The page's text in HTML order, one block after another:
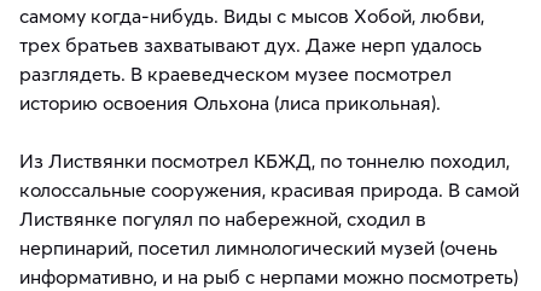
самому когда-нибудь. Виды с мысов Хобой, любви,
трех братьев захватывают дух. Даже нерп удалось
разглядеть. В краеведческом музее посмотрел
историю освоения Ольхона (лиса прикольная).
Из Листвянки посмотрел КБЖД, по тоннелю походил,
колоссальные сооружения, красивая природа. В самой
Листвянке погулял по набережной, сходил в
нерпинарий, посетил лимнологический музей (очень
информативно, и на рыб с нерпами можно посмотреть)